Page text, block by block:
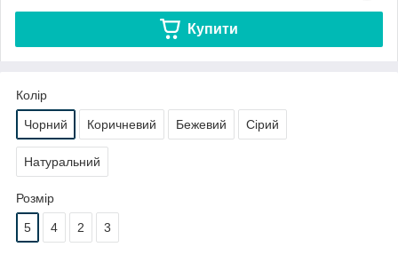
Купити
Колір
Чорний Коричневий Бежевий Сірий
Натуральний
Розмір
5 4 2 3